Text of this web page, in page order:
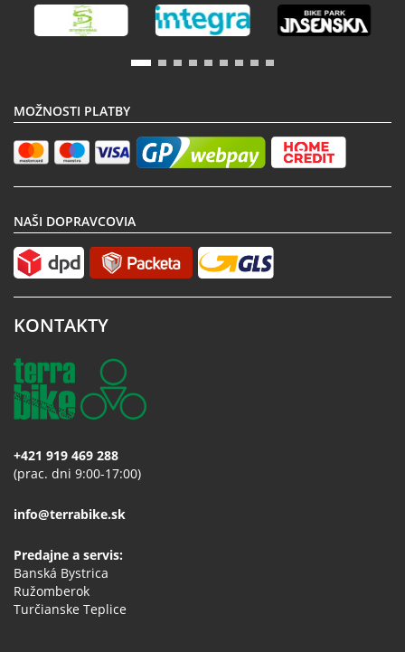
MOŽNOSTI PLATBY
NAŠI DOPRAVCOVIA
KONTAKTY
+421 919 469 288
(prac. dni 9:00-17:00)
info@terrabike.sk
Predajne a servis:
Banská Bystrica
Ružomberok
Turčianske Teplice